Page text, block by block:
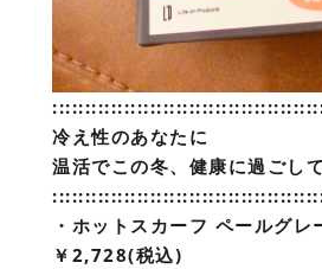
:::::::::::::::
冷え性のあなたに
温活でこの冬、健康に過ごし
:::::::::::::::
・ホットスカーフ ペールグレ
￥2,728(税込)